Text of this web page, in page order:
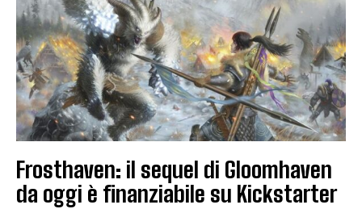
Frosthaven: il sequel di Gloomhaven
da oggi è finanziabile su Kickstarter